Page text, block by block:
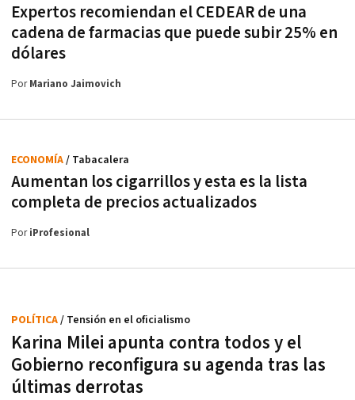
Expertos recomiendan el CEDEAR de una
cadena de farmacias que puede subir 25% en
dólares
PorMariano Jaimovich
Aumentan los cigarrillos y esta es la lista
completa de precios actualizados
ECONOMÍA/ Tabacalera
PoriProfesional
Karina Milei apunta contra todos y el
Gobierno reconfigura su agenda tras las
últimas derrotas
POLÍTICA/ Tensión en el oficialismo